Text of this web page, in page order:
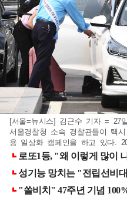
[서울=뉴시스] 김근수 기자 = 27
서울경찰청 소속 경찰관들이 택
용 일상화 캠페인을 하고 있다.